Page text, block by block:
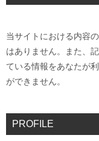
当サイトにおける内容
はありません。また、
ている情報をあなたが
ができません。
PROFILE